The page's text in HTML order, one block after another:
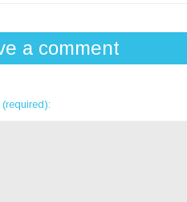
a comment
(required):